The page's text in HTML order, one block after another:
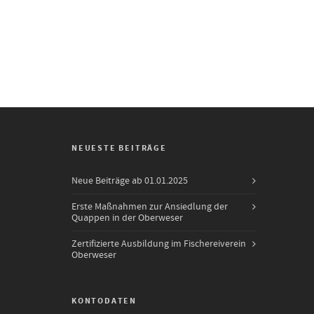
NEUESTE BEITRÄGE
Neue Beiträge ab 01.01.2025
Erste Maßnahmen zur Ansiedlung der
Quappen in der Oberweser
Zertifizierte Ausbildung im Fischereiverein
Oberweser
KONTODATEN